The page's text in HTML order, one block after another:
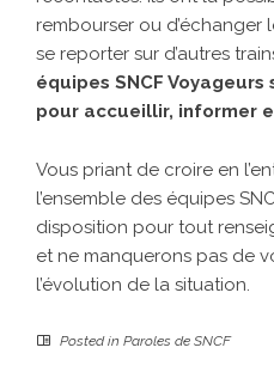
rembourser ou d’échanger
se reporter sur d’autres
équipes SNCF
pour accueillir, informer
Vous priant de croire en
l’ensemble des équipes
disposition pour tout
et ne manquerons pas de
l’évolution de la situation.
Posted in Paroles de SNCF